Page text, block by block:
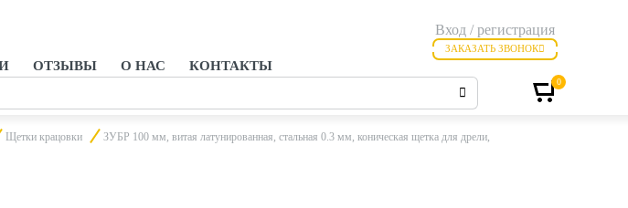
ОТЗЫВЫ О НАС КОНТАКТЫ
Вход / регистрация
ЗАКАЗАТЬ ЗВОНОК
0
Щетки крацовки
ЗУБР 100 мм, витая латунированная, стальная 0.3 мм, коническая щетка для дрели,